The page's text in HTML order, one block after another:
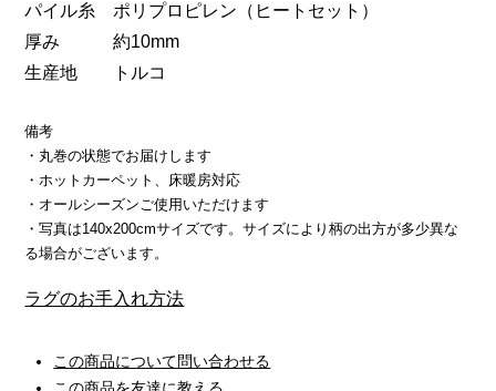
パイル糸 ポリプロピレン（ヒートセット）
厚み 約10mm
生産地 トルコ
備考
・丸巻の状態でお届けします
・ホットカーペット、床暖房対応
・オールシーズンご使用いただけます
・写真は140x200cmサイズです。サイズにより柄の出方が多少異な
る場合がございます。
ラグのお手入れ方法
この商品について問い合わせる